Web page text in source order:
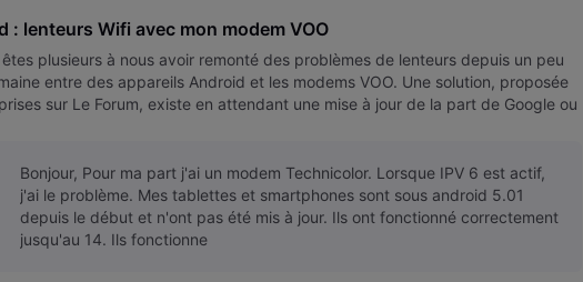
: lenteurs Wifi avec mon modem VOO
êtes plusieurs à nous avoir remonté des problèmes de lenteurs depuis un peu
entre des appareils Android et les modems VOO. Une solution, proposée
sur Le Forum, existe en attendant une mise à jour de la part de Google ou
Bonjour, Pour ma part j'ai un modem Technicolor. Lorsque IPV 6 est actif,
j'ai le problème. Mes tablettes et smartphones sont sous android 5.01
depuis le début et n'ont pas été mis à jour. Ils ont fonctionné correctement
jusqu'au 14. Ils fonctionne